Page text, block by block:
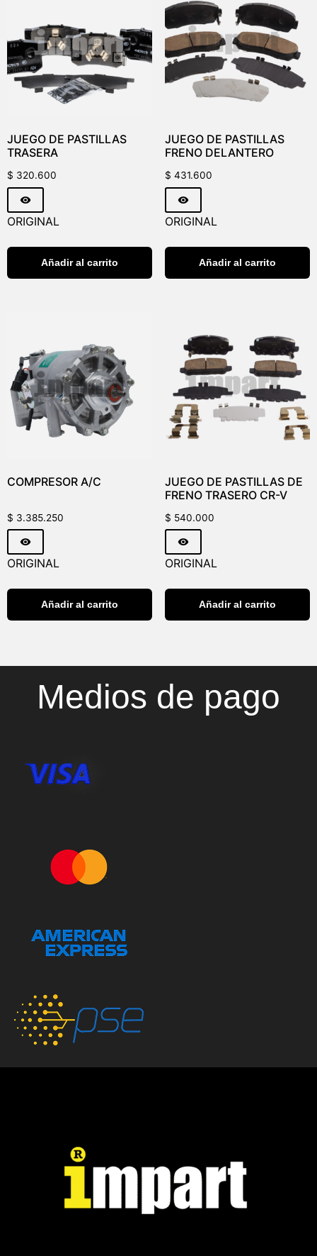
JUEGO DE PASTILLAS
TRASERA
$ 320.600
ORIGINAL
Añadir al carrito
JUEGO DE PASTILLAS
FRENO DELANTERO
$ 431.600
ORIGINAL
Añadir al carrito
COMPRESOR A/C
$ 3.385.250
ORIGINAL
Añadir al carrito
JUEGO DE PASTILLAS DE
FRENO TRASERO CR-V
$ 540.000
ORIGINAL
Añadir al carrito
Medios de pago